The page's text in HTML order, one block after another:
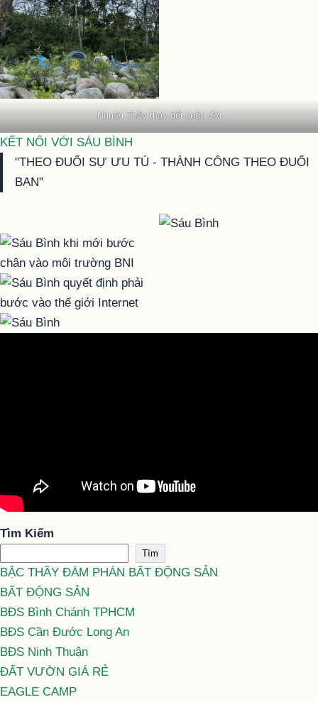
Người Thầy thay đổi cuộc đời
KẾT NỐI VỚI SÁU BÌNH
"THEO ĐUỔI SỰ ƯU TÚ - THÀNH CÔNG THEO ĐUỔI
BẠN"
Tìm Kiếm
Tìm
BẬC THẦY ĐÀM PHÁN BẤT ĐỘNG SẢN
BẤT ĐỘNG SẢN
BĐS Bình Chánh TPHCM
BĐS Cần Đước Long An
BĐS Ninh Thuận
ĐẤT VƯỜN GIÁ RẺ
EAGLE CAMP